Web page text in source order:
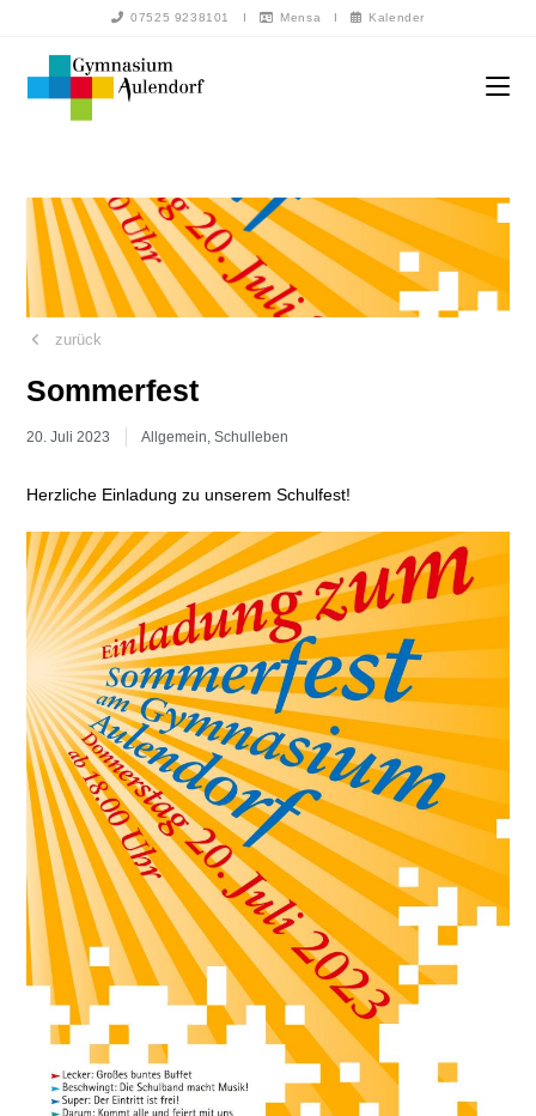
07525 9238101 I Mensa I Kalender
zurück
Sommerfest
20. Juli 2023 Allgemein ,Schulleben
Herzliche Einladung zu unserem Schulfest!